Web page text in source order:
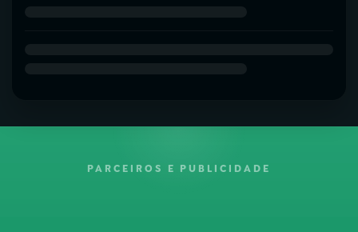
PARCEIROS E PUBLICIDADE